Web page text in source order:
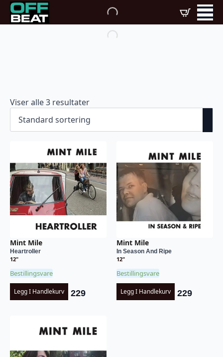
Viser alle 3 resultater
Mint Mile
Heartroller
12"
Bestillingsvare
Legg I Handlekurv 229
Mint Mile
In Season And Ripe
12"
Bestillingsvare
Legg I Handlekurv 229